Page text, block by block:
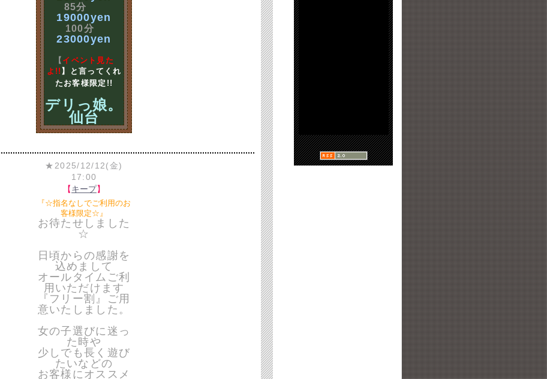
85分
19000yen
100分
23000yen
【 イベント見た
よ!! 】と言ってくれ
たお客様限定!!
デリっ娘。
仙台
★2025/12/12(金)
17:00
【キープ】
『☆指名なしでご利用のお
客様限定☆』
お待たせしました
☆
日頃からの感謝を
込めまして
オールタイムご利
用いただけます
『フリー割』ご用
意いたしました。
女の子選びに迷っ
た時や
少しでも長く遊び
たいなどの
お客様にオススメ